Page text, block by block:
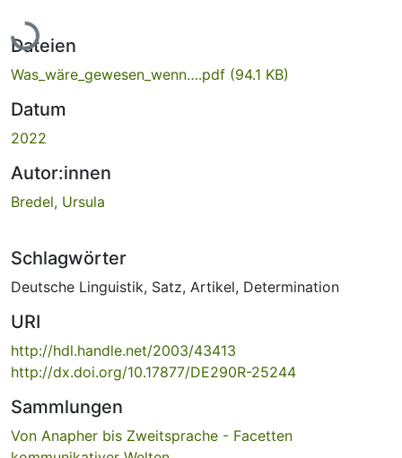
Lade...
Dateien
Was_wäre_gewesen_wenn….pdf (94.1 KB)
Datum
2022
Autor:innen
Bredel, Ursula
Schlagwörter
Deutsche Linguistik, Satz, Artikel, Determination
URI
http://hdl.handle.net/2003/43413
http://dx.doi.org/10.17877/DE290R-25244
Sammlungen
Von Anapher bis Zweitsprache - Facetten